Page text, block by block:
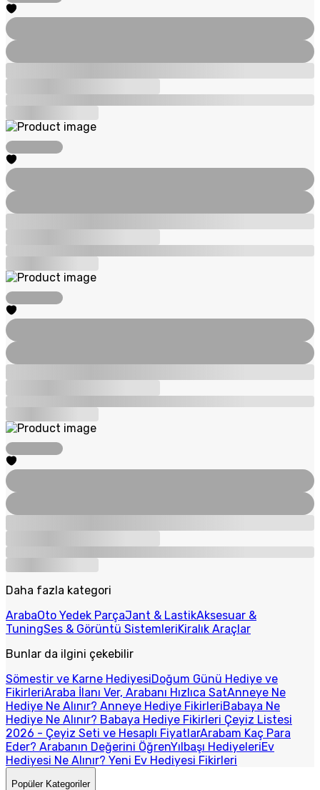
Daha fazla kategori
ArabaOto Yedek ParçaJant & LastikAksesuar &
TuningSes & Görüntü SistemleriKiralık Araçlar
Bunlar da ilgini çekebilir
Sömestir ve Karne HediyesiDoğum Günü Hediye ve
FikirleriAraba İlanı Ver, Arabanı Hızlıca SatAnneye Ne
Hediye Ne Alınır? Anneye Hediye FikirleriBabaya Ne
Hediye Ne Alınır? Babaya Hediye Fikirleri Çeyiz Listesi
2026 - Çeyiz Seti ve Hesaplı FiyatlarArabam Kaç Para
Eder? Arabanın Değerini ÖğrenYılbaşı HediyeleriEv
Hediyesi Ne Alınır? Yeni Ev Hediyesi Fikirleri
Popüler Kategoriler